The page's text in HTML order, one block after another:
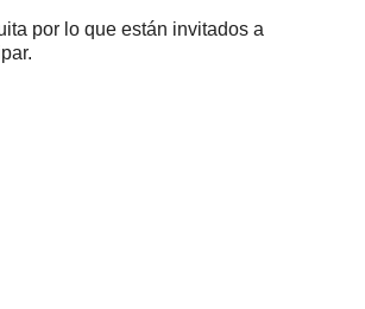
por lo que están invitados a